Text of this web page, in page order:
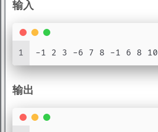
输入
1 -1 2 3 -6 7 8 -1 6 8 10
输出